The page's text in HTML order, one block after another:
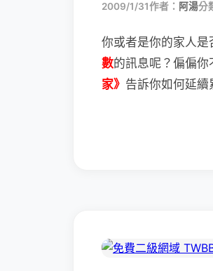
2009/1/31作者： 阿湯分
你或者是你的家人是
數的訊息呢？ 偏偏你
家》 告訴你如何延續